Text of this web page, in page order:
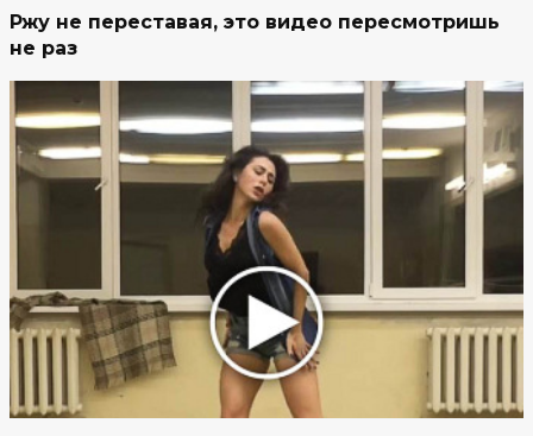
Ржу не переставая, это видео пересмотришь
не раз